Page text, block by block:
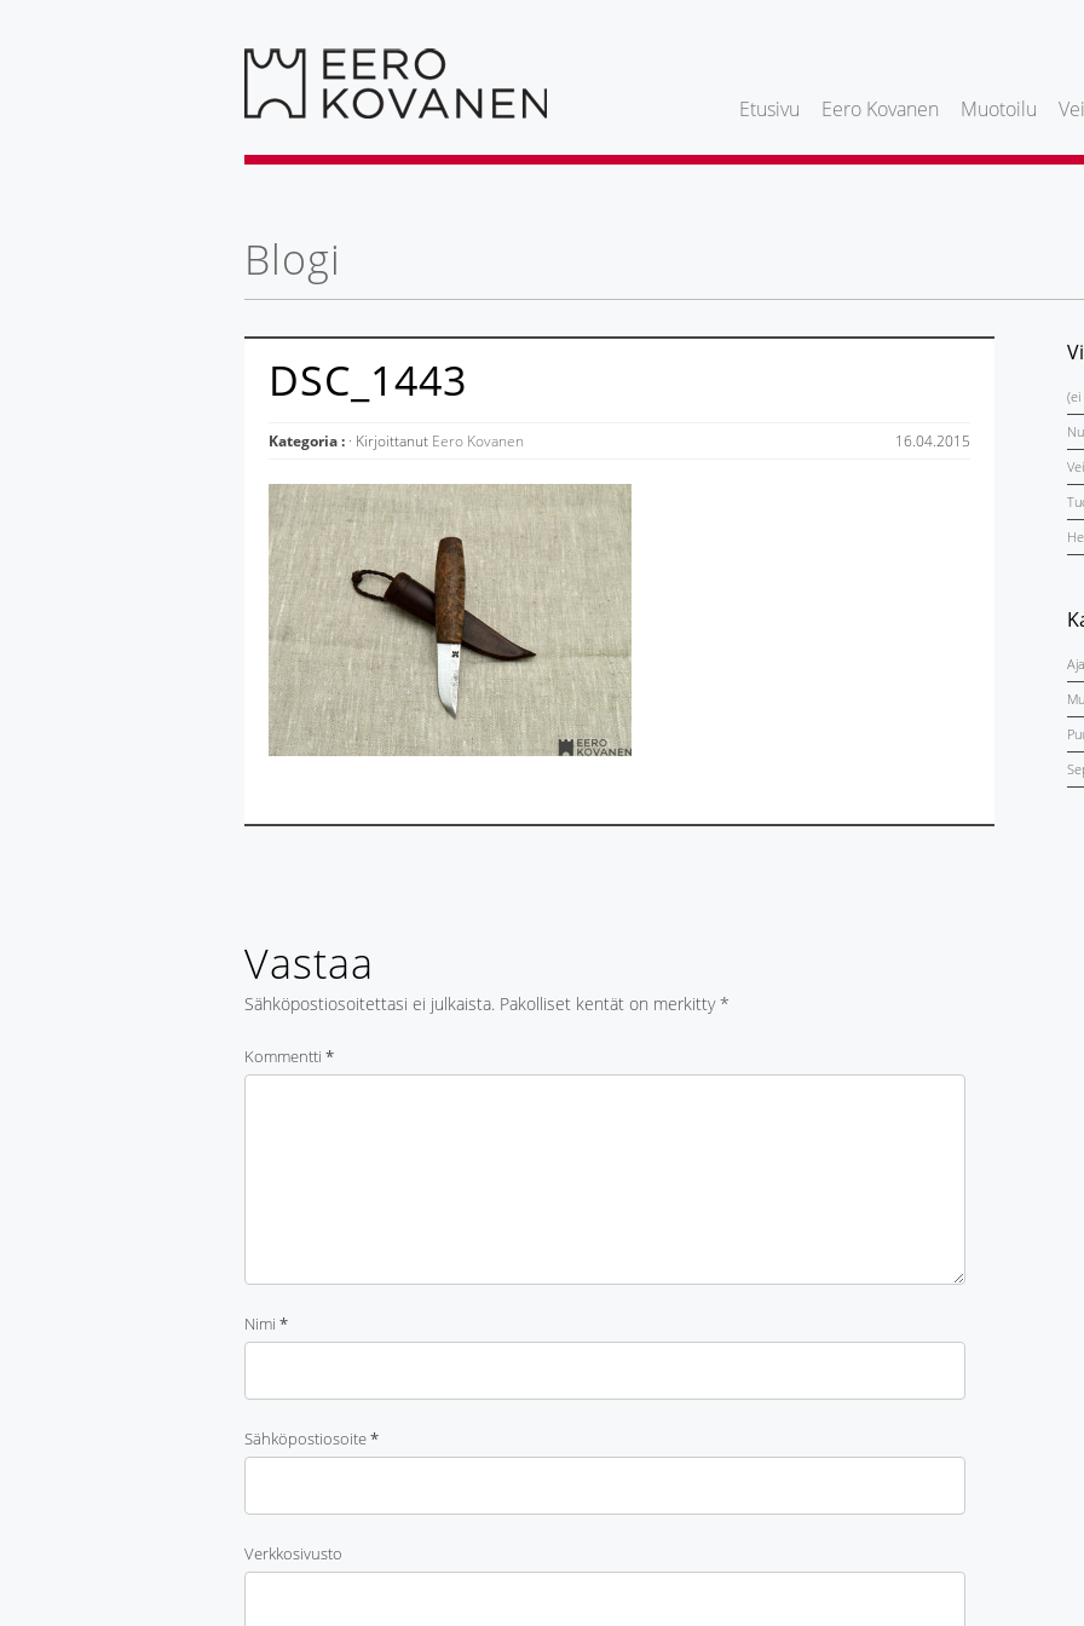
Etusivu Eero Kovanen Muotoilu
Blogi
DSC_1443
Kategoria : · Kirjoittanut Eero Kovanen 16.04.2015
Vastaa
Sähköpostiosoitettasi ei julkaista. Pakolliset kentät on merkitty*
Kommentti *
Nimi *
Sähköpostiosoite*
Verkkosivusto
(ei